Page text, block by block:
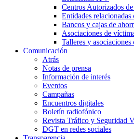
Centros Autorizados
Entidades
Bancos y cajas de
Asociaciones de
Talleres y asociaciones
Comunicación
Atrás
Notas de prensa
Información de interés
Eventos
Campañas
Encuentros digitales
Boletín radiofónico
Revista Tráfico y Seguridad
DGT en redes sociales